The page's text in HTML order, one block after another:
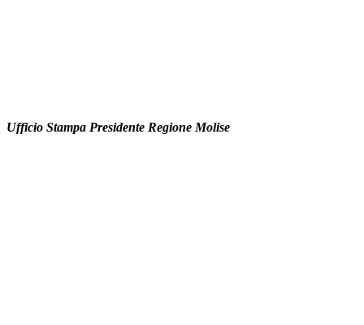
Ufficio Stampa Presidente Regione Molise